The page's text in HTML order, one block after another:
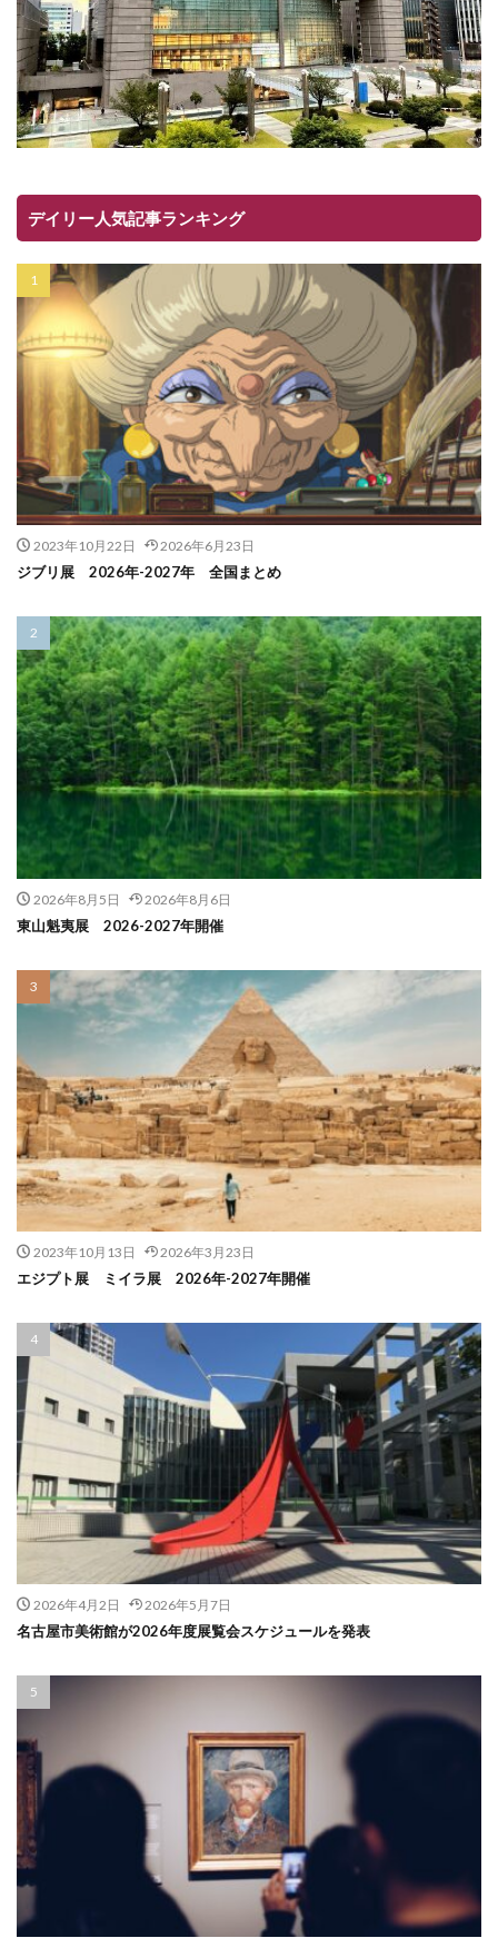
デイリー人気記事ランキング
2023年10月22日 2026年6月23日
ジブリ展 2026年-2027年 全国まとめ
2026年8月5日 2026年8月6日
東山魁夷展 2026-2027年開催
2023年10月13日 2026年3月23日
エジプト展 ミイラ展 2026年-2027年開催
2026年4月2日 2026年5月7日
名古屋市美術館が2026年度展覧会スケジュールを発表